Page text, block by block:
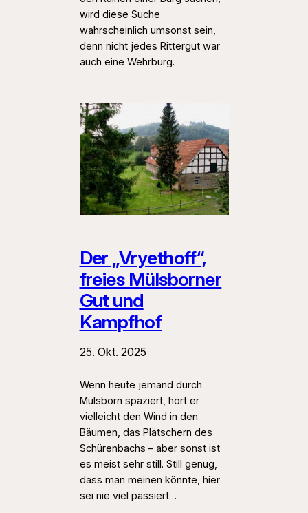
wird diese Suche
wahrscheinlich umsonst sein,
denn nicht jedes Rittergut war
auch eine Wehrburg.
Der „Vryethoff“,
freies Mülsborner
Gut und
Kampfhof
25. Okt. 2025
Wenn heute jemand durch
Mülsborn spaziert, hört er
vielleicht den Wind in den
Bäumen, das Plätschern des
Schürenbachs – aber sonst ist
es meist sehr still. Still genug,
dass man meinen könnte, hier
sei nie viel passiert…